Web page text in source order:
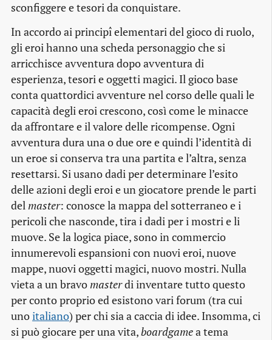
sconfiggere e tesori da conquistare.
In accordo ai principî elementari del gioco di ruolo,
gli eroi hanno una scheda personaggio che si
arricchisce avventura dopo avventura di
esperienza, tesori e oggetti magici. Il gioco base
conta quattordici avventure nel corso delle quali le
capacità degli eroi crescono, così come le minacce
da affrontare e il valore delle ricompense. Ogni
avventura dura una o due ore e quindi l’identità di
un eroe si conserva tra una partita e l’altra, senza
resettarsi. Si usano dadi per determinare l’esito
delle azioni degli eroi e un giocatore prende le parti
delmaster: conosce la mappa del sotterraneo e i
pericoli che nasconde, tira i dadi per i mostri e li
muove. Se la logica piace, sono in commercio
innumerevoli espansioni con nuovi eroi, nuove
mappe, nuovi oggetti magici, nuovo mostri. Nulla
vieta a un bravomasterdi inventare tutto questo
per conto proprio ed esistono vari forum (tra cui
unoitaliano) per chi sia a caccia di idee. Insomma, ci
si può giocare per una vita,boardgamea tema